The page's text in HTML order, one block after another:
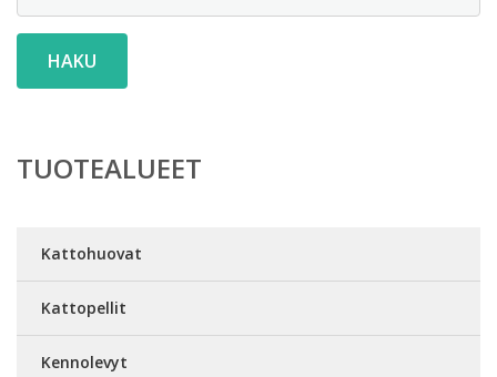
HAKU
TUOTEALUEET
Kattohuovat
Kattopellit
Kennolevyt